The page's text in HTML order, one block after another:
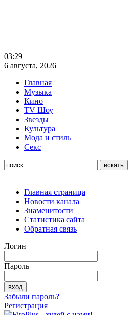
03:29
6 августа, 2026
Главная
Музыка
Кино
TV Шоу
Звезды
Культура
Мода и стиль
Секс
Главная страница
Новости канала
Знаменитости
Статистика сайта
Обратная связь
Логин
Пароль
Забыли пароль?
Регистрация